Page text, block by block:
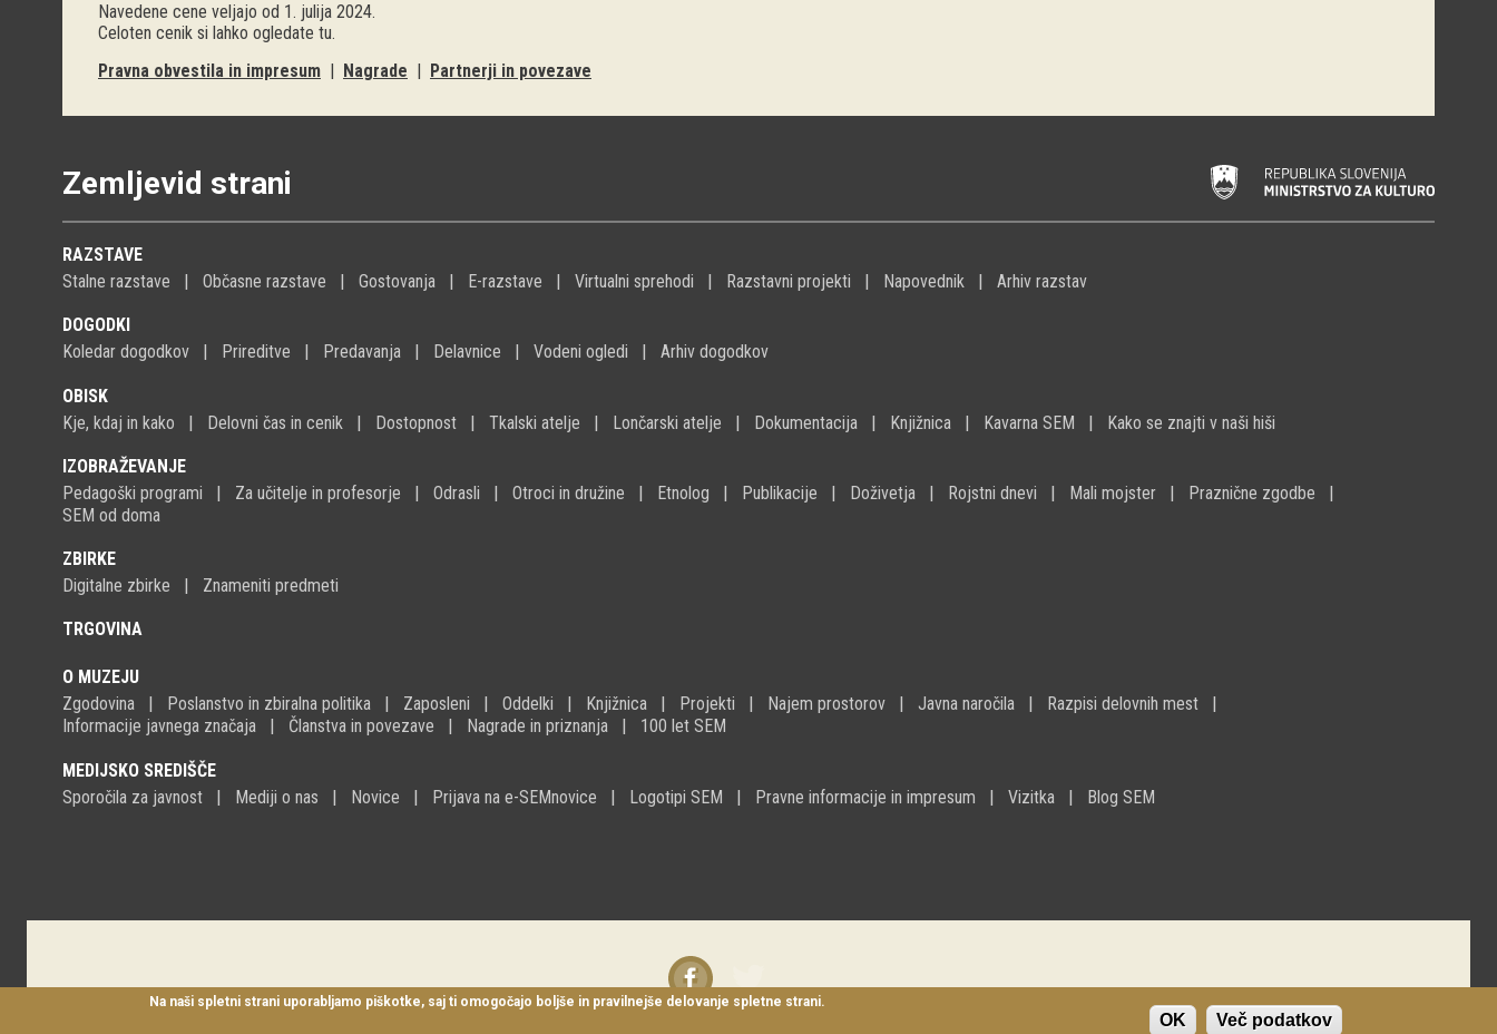
Navedene cene veljajo od 1. julija 2024.
Celoten cenik si lahko ogledate tu.
Pravna obvestila in impresum | Nagrade | Partnerji in povezave
Zemljevid strani
RAZSTAVE
Stalne razstave
Občasne razstave Gostovanja E-razstave Virtualni sprehodi Razstavni projekti Napovednik Arhiv razstav
DOGODKI
Koledar dogodkov
Prireditve Predavanja Delavnice Vodeni ogledi Arhiv dogodkov
OBISK
Kje, kdaj in kako
Delovni čas in cenik Dostopnost Tkalski atelje Lončarski atelje Dokumentacija Knjižnica Kavarna SEM Kako se znajti v naši hiši
IZOBRAŽEVANJE
Pedagoški programi
Za učitelje in profesorje Odrasli Otroci in družine Etnolog Publikacije Doživetja Rojstni dnevi Mali mojster
Praznične zgodbe
SEM od doma
ZBIRKE
Digitalne zbirke
Znameniti predmeti
TRGOVINA
O MUZEJU
Zgodovina
Poslanstvo in zbiralna politika Zaposleni Oddelki Knjižnica Projekti Najem prostorov Javna naročila
Razpisi delovnih mest
Informacije javnega značaja
Članstva in povezave Nagrade in priznanja 100 let SEM
MEDIJSKO SREDIŠČE
Sporočila za javnost
Mediji o nas Novice Prijava na e-SEMnovice Logotipi SEM Pravne informacije in impresum Vizitka Blog SEM
Na naši spletni strani uporabljamo piškotke, saj ti omogočajo boljše in pravilnejše delovanje spletne strani.
OK Več podatkov